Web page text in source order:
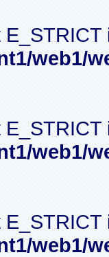
web1/
web1/
web1/